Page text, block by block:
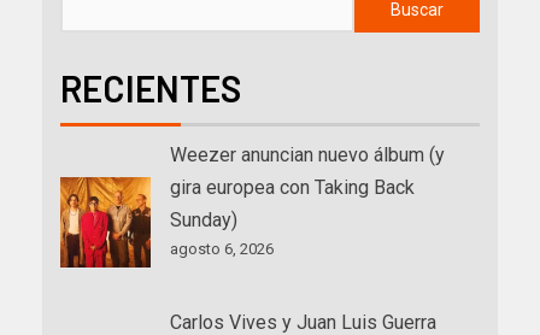
Buscar
RECIENTES
Weezer anuncian nuevo álbum (y
gira europea con Taking Back
Sunday)
agosto 6, 2026
Carlos Vives y Juan Luis Guerra